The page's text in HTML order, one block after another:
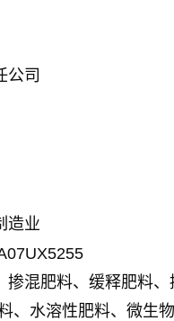
公司
造业
掺混肥料、缓释肥料
、水溶性肥料、微生